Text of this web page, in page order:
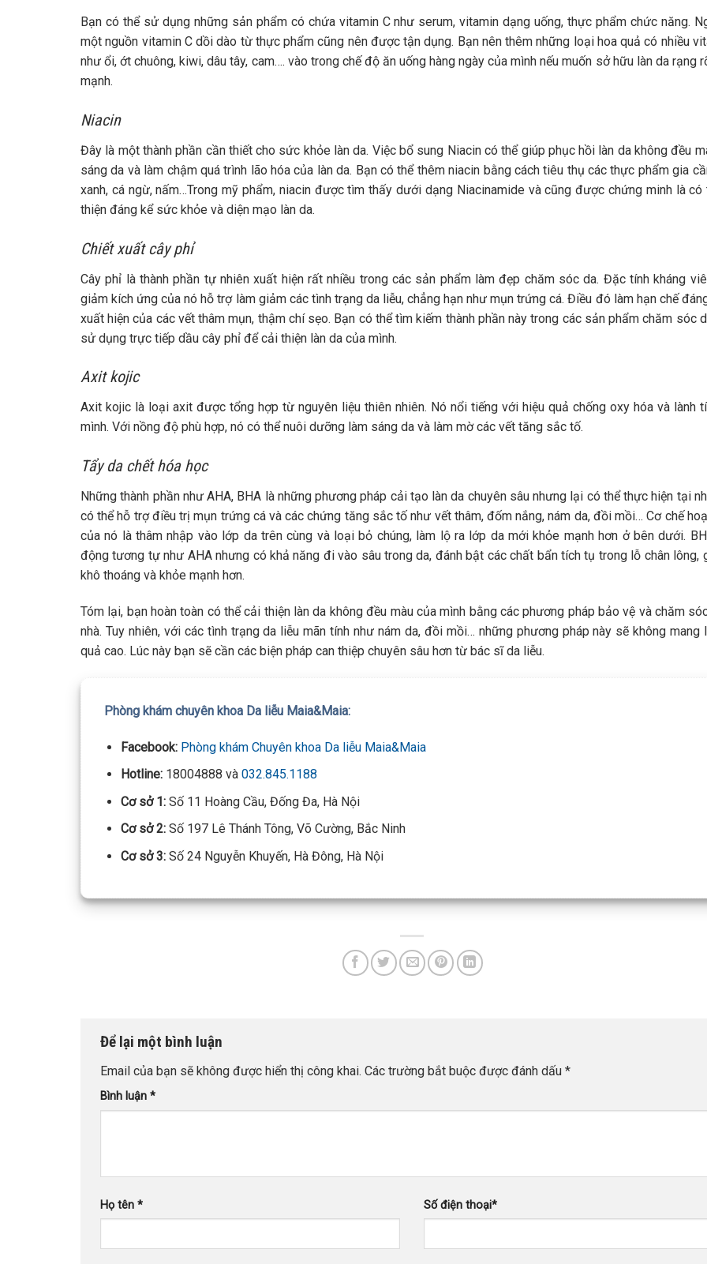
Bạn có thể sử dụng những sản phẩm có chứa vitamin C như serum, vitamin dạng uống, thực phẩm chức năng.
một nguồn vitamin C dồi dào từ thực phẩm cũng nên được tận dụng. Bạn nên thêm những loại hoa quả có nhiều
như ổi, ớt chuông, kiwi, dâu tây, cam…. vào trong chế độ ăn uống hàng ngày của mình nếu muốn sở hữu làn da rạng
mạnh.
Niacin
Đây là một thành phần cần thiết cho sức khỏe làn da. Việc bổ sung Niacin có thể giúp phục hồi làn da không đều
sáng da và làm chậm quá trình lão hóa của làn da. Bạn có thể thêm niacin bằng cách tiêu thụ các thực phẩm gia
xanh, cá ngừ, nấm…Trong mỹ phẩm, niacin được tìm thấy dưới dạng Niacinamide và cũng được chứng minh là có
thiện đáng kể sức khỏe và diện mạo làn da.
Chiết xuất cây phỉ
Cây phỉ là thành phần tự nhiên xuất hiện rất nhiều trong các sản phẩm làm đẹp chăm sóc da. Đặc tính kháng
giảm kích ứng của nó hỗ trợ làm giảm các tình trạng da liễu, chẳng hạn như mụn trứng cá. Điều đó làm hạn chế
xuất hiện của các vết thâm mụn, thậm chí sẹo. Bạn có thể tìm kiếm thành phần này trong các sản phẩm chăm sóc
sử dụng trực tiếp dầu cây phỉ để cải thiện làn da của mình.
Axit kojic
Axit kojic là loại axit được tổng hợp từ nguyên liệu thiên nhiên. Nó nổi tiếng với hiệu quả chống oxy hóa và lành
mình. Với nồng độ phù hợp, nó có thể nuôi dưỡng làm sáng da và làm mờ các vết tăng sắc tố.
Tẩy da chết hóa học
Những thành phần như AHA, BHA là những phương pháp cải tạo làn da chuyên sâu nhưng lại có thể thực hiện tại
có thể hỗ trợ điều trị mụn trứng cá và các chứng tăng sắc tố như vết thâm, đốm nắng, nám da, đồi mồi… Cơ chế
của nó là thâm nhập vào lớp da trên cùng và loại bỏ chúng, làm lộ ra lớp da mới khỏe mạnh hơn ở bên dưới.
động tương tự như AHA nhưng có khả năng đi vào sâu trong da, đánh bật các chất bẩn tích tụ trong lỗ chân lông,
khô thoáng và khỏe mạnh hơn.
Tóm lại, bạn hoàn toàn có thể cải thiện làn da không đều màu của mình bằng các phương pháp bảo vệ và chăm
nhà. Tuy nhiên, với các tình trạng da liễu mãn tính như nám da, đồi mồi… những phương pháp này sẽ không mang
quả cao. Lúc này bạn sẽ cần các biện pháp can thiệp chuyên sâu hơn từ bác sĩ da liễu.
Phòng khám chuyên khoa Da liễu Maia&Maia:
Facebook: Phòng khám Chuyên khoa Da liễu Maia&Maia
Hotline:18004888 và 032.845.1188
Cơ sở 1: Số 11 Hoàng Cầu, Đống Đa, Hà Nội
Cơ sở 2:Số 197 Lê Thánh Tông, Võ Cường, Bắc Ninh
Cơ sở 3:Số 24 Nguyễn Khuyến, Hà Đông, Hà Nội
Để lại một bình luận
Email của bạn sẽ không được hiển thị công khai. Các trường bắt buộc được đánh dấu *
Bình luận *
Họ tên * Số điện thoại*